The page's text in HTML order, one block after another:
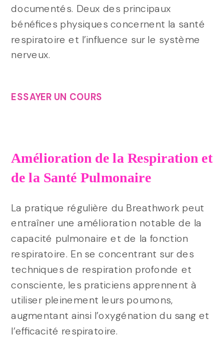
documentés. Deux des principaux
bénéfices physiques concernent la santé
respiratoire et l’influence sur le système
nerveux.
ESSAYER UN COURS
Amélioration de la Respiration et
de la Santé Pulmonaire
La pratique régulière du Breathwork peut
entraîner une amélioration notable de la
capacité pulmonaire et de la fonction
respiratoire. En se concentrant sur des
techniques de respiration profonde et
consciente, les praticiens apprennent à
utiliser pleinement leurs poumons,
augmentant ainsi l’oxygénation du sang et
l’efficacité respiratoire.